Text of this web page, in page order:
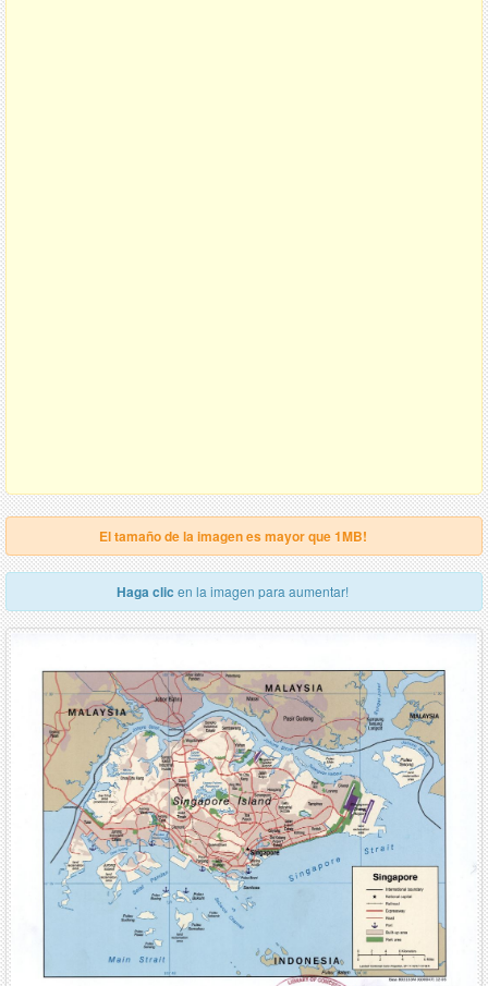
El tamaño de la imagen es mayor que 1MB!
Haga clic en la imagen para aumentar!